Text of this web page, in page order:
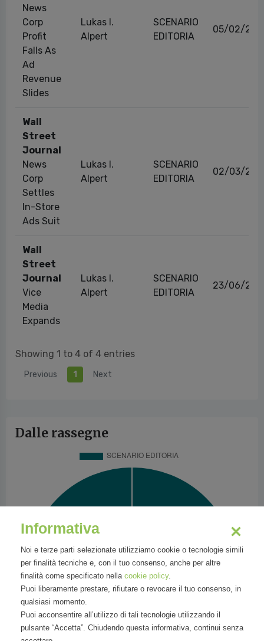
News
Corp
Profit
Falls As
Ad
Revenue
Slides
Lukas I.
Alpert
SCENARIO
EDITORIA
05/02/
Wall
Street
Journal
News
Corp
Settles
In-Store
Ads Suit
Lukas I.
Alpert
SCENARIO
EDITORIA
02/03/
Wall
Street
Journal
Vice
Media
Expands
Lukas I.
Alpert
SCENARIO
EDITORIA
23/06/
Showing 1 to 4 of 4 entries
Previous 1 Next
Dalle rassegne
Informativa
Noi e terze parti selezionate utilizziamo cookie o tecnologie simili
per finalità tecniche e, con il tuo consenso, anche per altre
finalità come specificato nella cookie policy.
Puoi liberamente prestare, rifiutare o revocare il tuo consenso, in
qualsiasi momento.
Puoi acconsentire all’utilizzo di tali tecnologie utilizzando il
pulsante “Accetta”. Chiudendo questa informativa, continui senza